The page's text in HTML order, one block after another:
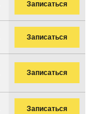
Записаться
Записаться
Записаться
Записаться